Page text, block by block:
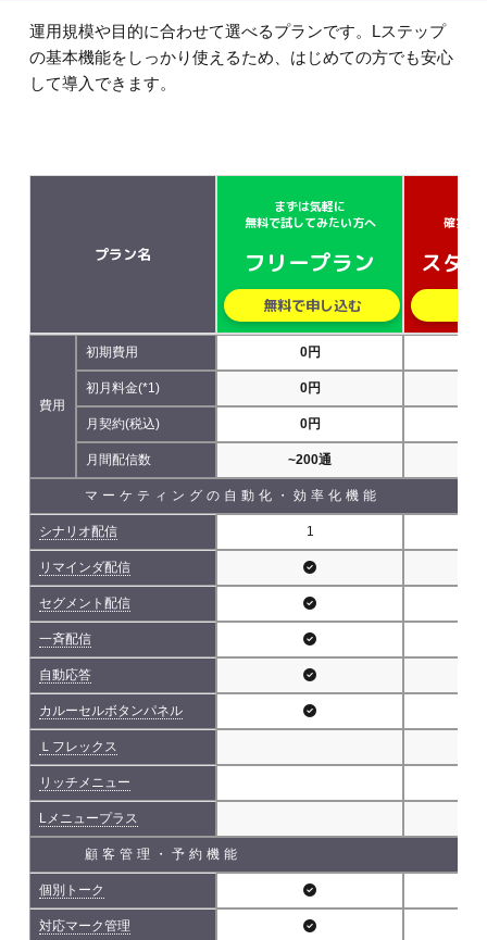
運用規模や目的に合わせて選べるプランです。Lステップ
の基本機能をしっかり使えるため、はじめての方でも安心
して導入できます。
プラン名
まずは気軽に
無料で試してみたい方へ
フリープラン
無料で申し込む
確実に
スタ
費用
初期費用 0円
初月料金(*1) 0円
月契約(税込) 0円
月間配信数 ~200通
マーケティングの自動化・効率化機能
シナリオ配信 1
リマインダ配信
セグメント配信
一斉配信
自動応答
カルーセルボタンパネル
Ｌフレックス
リッチメニュー
Lメニュープラス
顧客管理・予約機能
個別トーク
対応マーク管理